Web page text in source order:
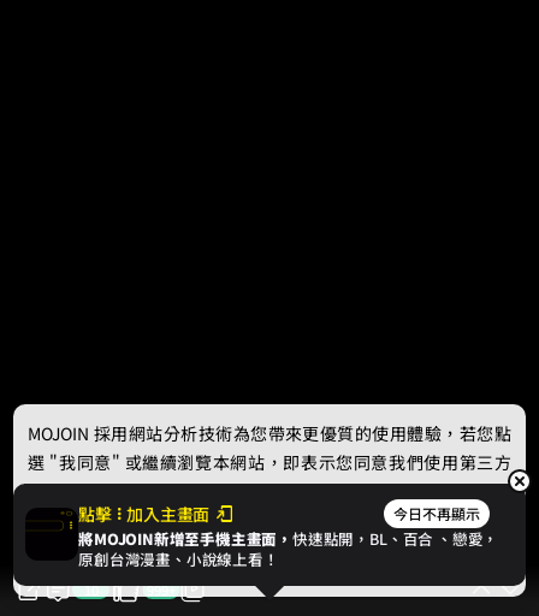
10 999+
點擊 加入主畫面 今日不再顯示
將MOJOIN新增至手機主畫面，快速點開，BL、 百合 、戀愛，
原創台灣漫畫、小說線上看！
MOJOIN 採用網站分析技術為您帶來更優質的使用體驗，若您點
選 "我同意" 或繼續瀏覽本網站，即表示您同意我們使用第三方
Cookie，欲瞭解更多資訊請見隱私權政策。
我同意